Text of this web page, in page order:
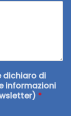
dichiaro di
informazioni
*